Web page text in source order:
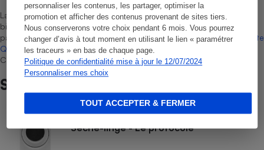
personnaliser les contenus, les partager, optimiser la
promotion et afficher des contenus provenant de sites tiers.
Nous conserverons votre choix pendant 6 mois. Vous pourrez
changer d’avis à tout moment en utilisant le lien « paramétrer
les traceurs » en bas de chaque page.
Politique de confidentialité mise à jour le 12/07/2024
Personnaliser mes choix
TOUT ACCEPTER & FERMER
La sélection de produits ou services est représentative du marché,
bien que non-exhaustive. À l’exception des autorisations données
par Bureau Veritas Certification conformément aux règles de
La Note
Que Choisir, il n’existe aucune relation contractuelle entre Que
Choisir Ensemble et les professionnels référencés.
Sur le même sujet
COMMENT NOUS TESTONS
Sèche-linge - Le protocole